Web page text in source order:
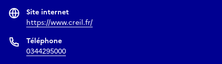
Site internet
https://www.creil.fr/
Téléphone
0344295000